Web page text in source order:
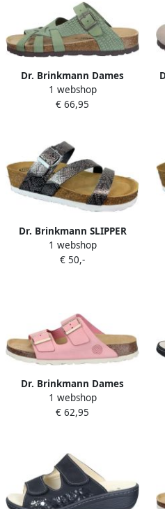
Dr. Brinkmann Dames
muiltjes Oliva
1 webshop
€ 66,95
Dr. Brinkmann SLIPPER
WILMA
1 webshop
€ 50,-
Dr. Brinkmann Dames
muiltjes Bonillo
1 webshop
€ 62,95